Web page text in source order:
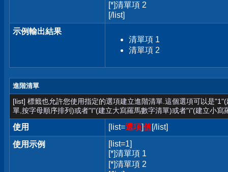
[*]清單項 2
[/list]
示例輸出結果
清單項 1
清單項 2
進階清單
[list] 標籤也允許您使用指定的選項建立進階清單.這個選項可以是
單,按字母順序排列)或者"I"(建立大寫羅馬數字清單)或者"i"(建立小寫
使用 [list=選項]值[/list]
使用示例
[list=1]
[*]清單項 1
[*]清單項 2